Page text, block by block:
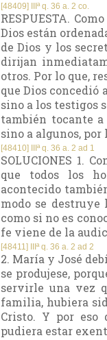
[48409] IIIª q. 36 a. 2 co.
RESPUESTA.
Dios están
de Dios y los
dirijan
otros. Por lo que,
que Dios concedió
sino a los testigos
también tocante
sino a algunos, por
[48410] IIIª q. 36 a. 2 ad 1
SOLUCIONES 1.
que todos los
acontecido
modo se destruye
como si no es
fe viene de la
[48411] IIIª q. 36 a. 2 ad 2
2. María y José
se produjese,
servirle una vez
familia, hubiera
Cristo. Y por eso
pudiera estar